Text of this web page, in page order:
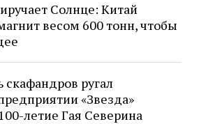
Солнце: Китай
весом 600 тонн, чтобы
скафандров ругал
«Звезда»
летие Гая Северина